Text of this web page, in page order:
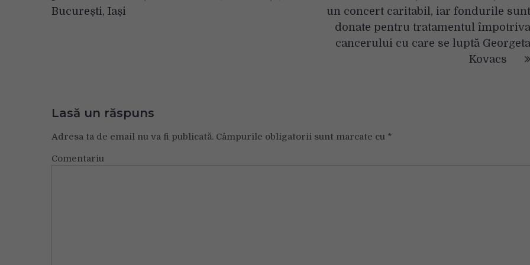
articole
București, Iași
un concert caritabil, iar fondurile sunt
donate pentru tratamentul împotriva
cancerului cu care se luptă Georgeta
Kovacs
Lasă un răspuns
Adresa ta de email nu va fi publicată. Câmpurile obligatorii sunt marcate cu *
Comentariu